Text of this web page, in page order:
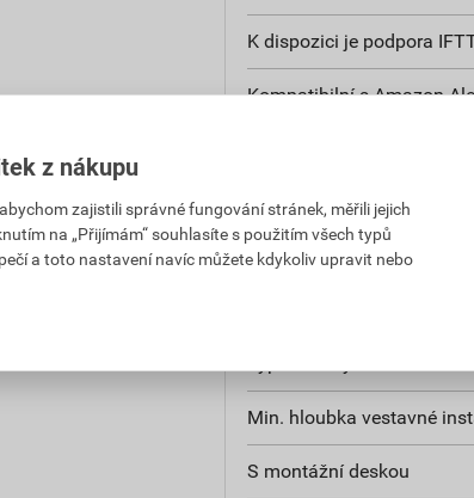
K dispozici je podpora
Kompatibilní s Amazon
Kompatibilní s Google
Antibakteriální ošetření
Min. hloubka vestavné
S montážní deskou
z nákupu
zajistili správné fungování stránek, měřili jejich
na „Přijímám“ souhlasíte s použitím všech typů
a toto nastavení navíc můžete kdykoliv upravit nebo